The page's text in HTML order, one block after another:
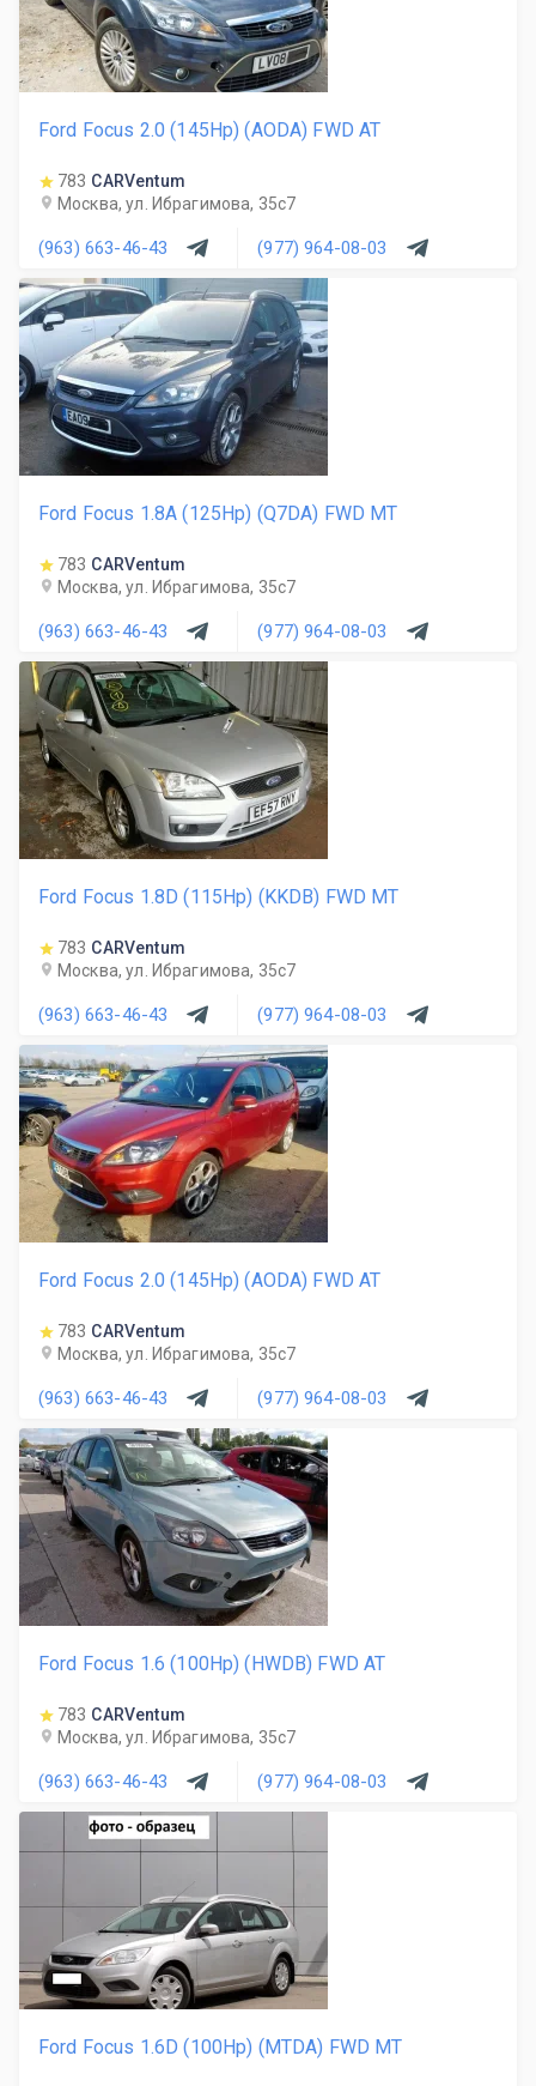
Ford Focus 2.0 (145Hp) (AODA) FWD AT
783 CARVentum
Москва, ул. Ибрагимова, 35с7
(963) 663-46-43 (977) 964-08-03
Ford Focus 1.8A (125Hp) (Q7DA) FWD MT
783 CARVentum
Москва, ул. Ибрагимова, 35с7
(963) 663-46-43 (977) 964-08-03
Ford Focus 1.8D (115Hp) (KKDB) FWD MT
783 CARVentum
Москва, ул. Ибрагимова, 35с7
(963) 663-46-43 (977) 964-08-03
Ford Focus 2.0 (145Hp) (AODA) FWD AT
783 CARVentum
Москва, ул. Ибрагимова, 35с7
(963) 663-46-43 (977) 964-08-03
Ford Focus 1.6 (100Hp) (HWDB) FWD AT
783 CARVentum
Москва, ул. Ибрагимова, 35с7
(963) 663-46-43 (977) 964-08-03
Ford Focus 1.6D (100Hp) (MTDA) FWD MT